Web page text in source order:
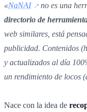
«NaNAI
no es una
directorio de
web similares, está
publicidad. Contenidos
y actualizados al día
un rendimiento de locos
Nace con la idea de